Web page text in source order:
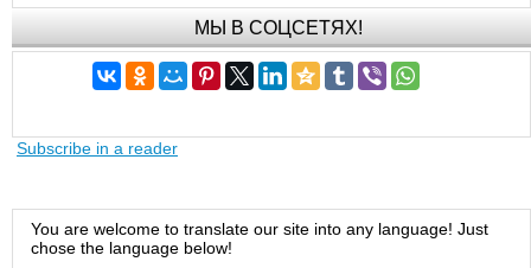
МЫ В СОЦСЕТЯХ!
Subscribe in a reader
You are welcome to translate our site into any language! Just
chose the language below!